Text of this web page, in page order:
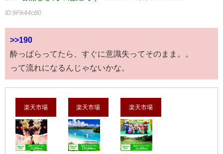
ID:9Fik44cB0
>>190
酔っぱらってたら、すぐに意識失ってそのまま。。
って流れになるんじゃないかな。
楽天市場 楽天市場 楽天市場